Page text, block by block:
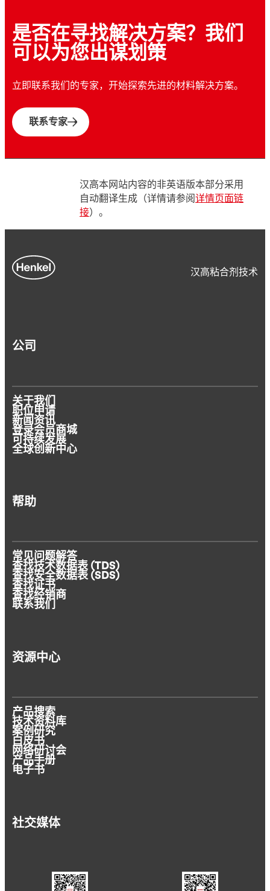
互契合。粘合剂在保障安全的基础上，为医疗
器械的创新提供有力支持。
灭菌与清洁。在药物输送中，丙烯酸粘合剂可
粘合不同材质的基材。柔性粘合剂让产品更加
可靠。
医药膏贴设计出低致敏性专业粘合剂解决方
案。
用？粘合剂能够防止冲击、振动以及液体的影
响，同时保持外形美观。而软凝胶、硅胶以及
刚性环氧树脂则保障产品可靠性。
导电粘合剂可用于一次性医疗器械的电气互
连，同时兼具柔韧性和可靠性。各向同性与各
向异性方案可引导电流流动，并简化制造工
自我护理器械如何拓展家庭医疗保健服务？可
穿戴设备跟踪生命体征，贴片输送药物。易于
果。
是否在寻找解决方案？我们
可以为您出谋划策
立即联系我们的专家，开始探索先进的材料解决方案。
联系专家
汉高本网站内容的非英语版本部分采用
自动翻译生成（详情请参阅详情页面链
接）。
汉高粘合剂技术
公司
关于我们
职位申请
新闻资讯
登录会员商城
可持续发展
全球创新中心
帮助
常见问题解答
查找技术数据表 (TDS)
查找安全数据表 (SDS)
查找证书
查找经销商
联系我们
资源中心
产品搜索
技术资料库
案例研究
白皮书
网络研讨会
产品手册
电子书
社交媒体